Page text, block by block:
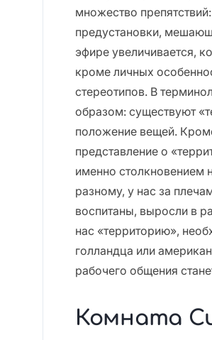
множество
предустановки,
эфире увеличивается,
кроме личных
стереотипов. В
образом: существуют
положение вещей.
представление о
именно столкновением
разному, у нас за
воспитаны, выросли в
нас «территорию»,
голландца или
рабочего общения
Комната